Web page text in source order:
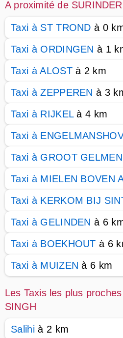
A proximité de
Taxi à ST TROND à 0
Taxi à ORDINGEN à 1
Taxi à ALOSTà 2 km
Taxi à ZEPPEREN à 3
Taxi à RIJKELà 4 km
Taxi à
Taxi à GROOT GELMEN
Taxi à MIELEN BOVEN
Taxi à KERKOM BIJ
Taxi à GELINDEN à 6
Taxi à BOEKHOUT à 6
Taxi à MUIZEN à 6 km
Les Taxis les plus
SINGH
Salihià 2 km